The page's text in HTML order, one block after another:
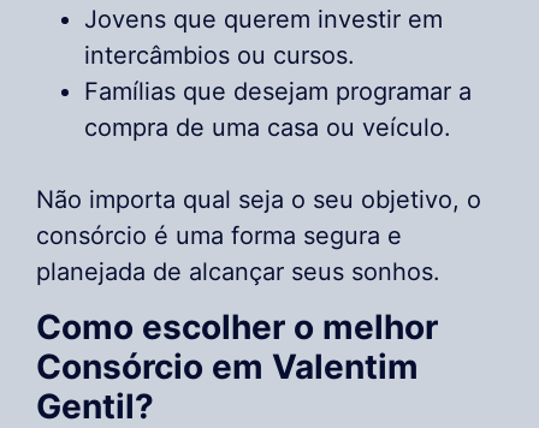
Jovens que querem investir em
intercâmbios ou cursos.
Famílias que desejam programar a
compra de uma casa ou veículo.
Não importa qual seja o seu objetivo, o
consórcio é uma forma segura e
planejada de alcançar seus sonhos.
Como escolher o melhor
Consórcio em Valentim
Gentil?